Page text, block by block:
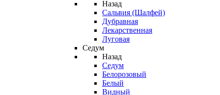
Назад
Сальвия (Шалфей)
Дубравная
Лекарственная
Луговая
Седум
Назад
Седум
Белорозовый
Белый
Видный